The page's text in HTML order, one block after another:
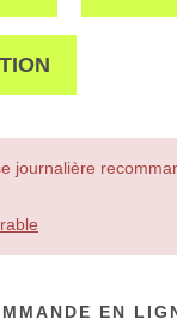
journalière
EN